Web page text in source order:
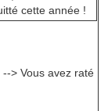
cette année !
> Vous avez raté